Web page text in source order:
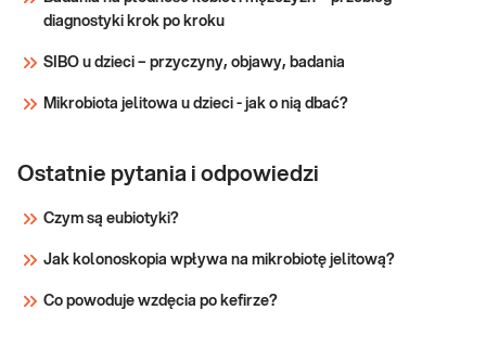
diagnostyki krok po kroku
SIBO u dzieci – przyczyny, objawy, badania
Mikrobiota jelitowa u dzieci - jak o nią dbać?
Ostatnie pytania i odpowiedzi
Czym są eubiotyki?
Jak kolonoskopia wpływa na mikrobiotę jelitową?
Co powoduje wzdęcia po kefirze?